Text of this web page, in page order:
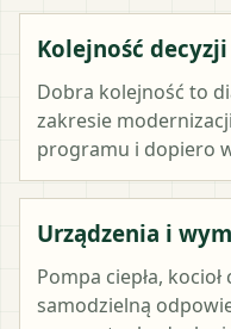
Kolejność decyzji
Dobra kolejność to
zakresie
programu i dopiero
Urządzenia i
Pompa ciepła,
samodzielną